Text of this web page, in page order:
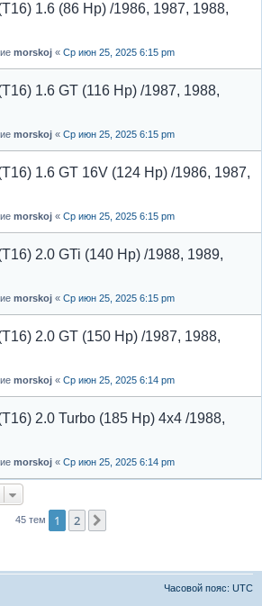
1.6 (86 Hp) /1986, 1987, 1988,
morskoj « Ср июн 25, 2025 6:15 pm
1.6 GT (116 Hp) /1987, 1988,
morskoj « Ср июн 25, 2025 6:15 pm
1.6 GT 16V (124 Hp) /1986, 1987,
morskoj « Ср июн 25, 2025 6:15 pm
2.0 GTi (140 Hp) /1988, 1989,
morskoj « Ср июн 25, 2025 6:15 pm
2.0 GT (150 Hp) /1987, 1988,
morskoj « Ср июн 25, 2025 6:14 pm
2.0 Turbo (185 Hp) 4x4 /1988,
morskoj « Ср июн 25, 2025 6:14 pm
45 тем 1 2
Часовой пояс: UTC